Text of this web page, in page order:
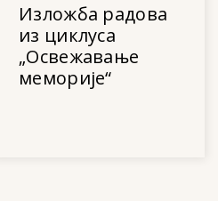
Изложба радова
из циклуса
„Освежавање
меморије“